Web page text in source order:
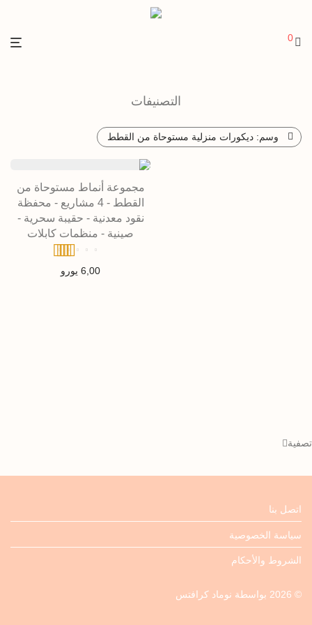
0
التصنيفات
وسم: ديكورات منزلية مستوحاة من القطط
مجموعة أنماط مستوحاة من
القطط - 4 مشاريع - محفظة
نقود معدنية - حقيبة سحرية -
صينية - منظمات كابلات
تم التقييم
6,00 يورو
تصفية
اتصل بنا
سياسة الخصوصية
الشروط والأحكام
©
2026 بواسطة نوماد كرافتس